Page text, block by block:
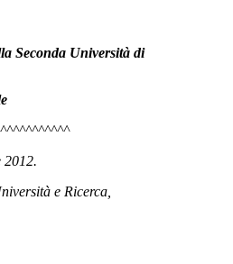
Seconda Università di
2012.
e Ricerca,